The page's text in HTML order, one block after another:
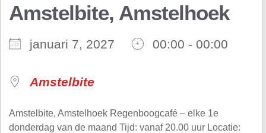
Amstelbite, Amstelhoek
januari 7, 2027 00:00 - 00:00
Amstelbite
Amstelbite, Amstelhoek Regenboogcafé – elke 1e
donderdag van de maand Tijd: vanaf 20.00 uur Locatie: